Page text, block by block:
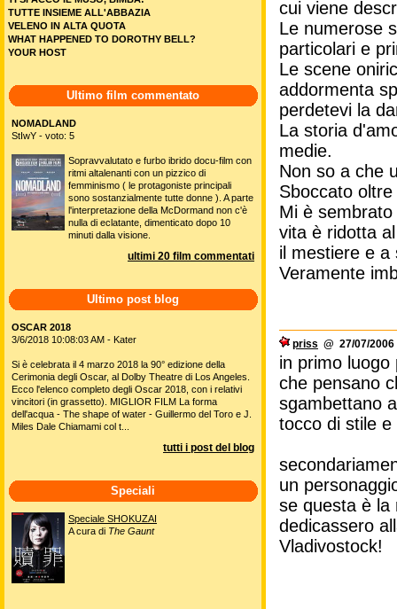
cui viene
Le numerose
particolari e
Le scene
addormenta
perdetevi la
La storia
medie.
Non so a che
Sboccato
Mi è
vita è ridotta
il mestiere e a
Veramente
priss @ 27/07/2006
in primo
che pensano
sgambettano
tocco di stile e
un
se questa è la
dedicassero
Vladivostock!
TUTTE INSIEME ALL'ABBAZIA
VELENO IN ALTA QUOTA
WHAT HAPPENED TO DOROTHY BELL?
YOUR HOST
Ultimo film commentato
NOMADLAND
StIwY - voto: 5
Sopravvalutato e furbo ibrido docu-film con
ritmi altalenanti con un pizzico di
femminismo ( le protagoniste principali
sono sostanzialmente tutte donne ). A parte
l'interpretazione della McDormand non c'è
nulla di eclatante, dimenticato dopo 10
minuti dalla visione.
ultimi 20 film commentati
Ultimo post blog
OSCAR 2018
3/6/2018 10:08:03 AM - Kater
Si è celebrata il 4 marzo 2018 la 90° edizione della
Cerimonia degli Oscar, al Dolby Theatre di Los Angeles.
Ecco l'elenco completo degli Oscar 2018, con i relativi
vincitori (in grassetto). MIGLIOR FILM La forma
dell'acqua - The shape of water - Guillermo del Toro e J.
Miles Dale Chiamami col t...
tutti i post del blog
Speciali
Speciale SHOKUZAI
A cura di The Gaunt